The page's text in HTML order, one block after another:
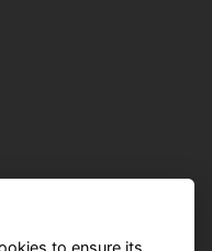
to ensure its